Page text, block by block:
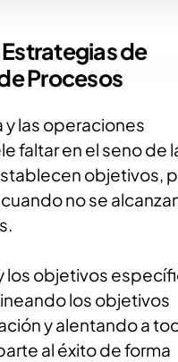
de
Procesos
y las operaciones
faltar en el seno de
objetivos,
no se
los objetivos
los objetivos
y alentando a
al éxito de forma